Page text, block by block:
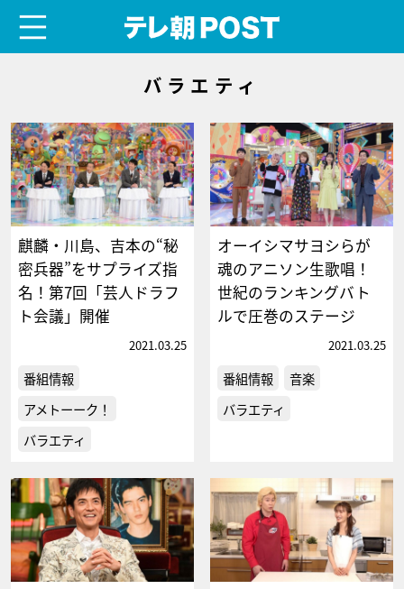
バラエティ
麒麟・川島、吉本の“秘
密兵器”をサプライズ指
名！第7回「芸人ドラフ
ト会議」開催
2021.03.25
番組情報
アメトーーク！
バラエティ
オーイシマサヨシらが
魂のアニソン生歌唱！
世紀のランキングバト
ルで圧巻のステージ
2021.03.25
番組情報
音楽
バラエティ